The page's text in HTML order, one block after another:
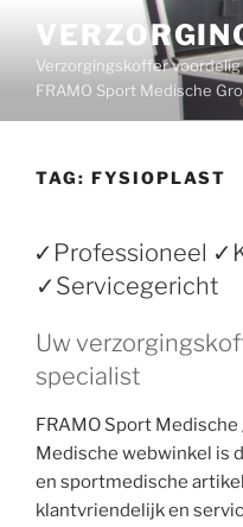
inhoud
Verzorgingskoffer
FRAMO Sport Medische
TAG: FYSIOPLAST
✓Professioneel
✓Servicegericht
Uw
specialist
FRAMO Sport
Medische webwinkel is
en sportmedische
klantvriendelijk en